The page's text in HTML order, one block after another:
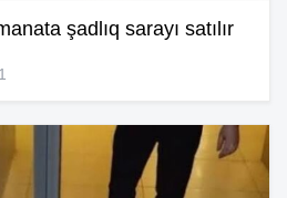
şadlıq sarayı satılır